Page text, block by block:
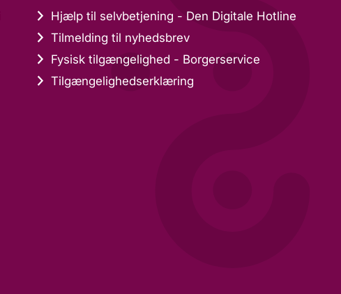
Hjælp til selvbetjening - Den Digitale Hotline
Tilmelding til nyhedsbrev
Fysisk tilgængelighed - Borgerservice
Tilgængelighedserklæring